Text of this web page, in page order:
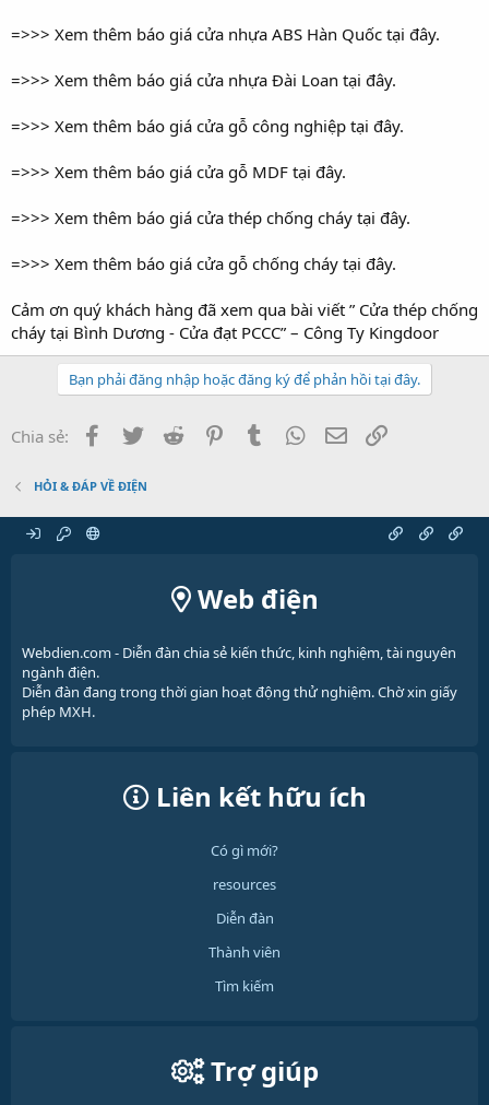
=>>> Xem thêm báo giá cửa nhựa ABS Hàn Quốc tại đây.
=>>> Xem thêm báo giá cửa nhựa Đài Loan tại đây.
=>>> Xem thêm báo giá cửa gỗ công nghiệp tại đây.
=>>> Xem thêm báo giá cửa gỗ MDF tại đây.
=>>> Xem thêm báo giá cửa thép chống cháy tại đây.
=>>> Xem thêm báo giá cửa gỗ chống cháy tại đây.
Cảm ơn quý khách hàng đã xem qua bài viết ” Cửa thép chống
cháy tại Bình Dương - Cửa đạt PCCC” – Công Ty Kingdoor
Bạn phải đăng nhập hoặc đăng ký để phản hồi tại đây.
Chia sẻ: Facebook
Twitter Reddit PinterestTumblr WhatsApp
Email
HỎI & ĐÁP VỀ ĐIỆN
Web điện
Webdien.com - Diễn đàn chia sẻ kiến thức, kinh nghiệm, tài nguyên
ngành điện.
Diễn đàn đang trong thời gian hoạt động thử nghiệm. Chờ xin giấy
phép MXH.
Liên kết hữu ích
Có gì mới?
resources
Diễn đàn
Thành viên
Tìm kiếm
Trợ giúp